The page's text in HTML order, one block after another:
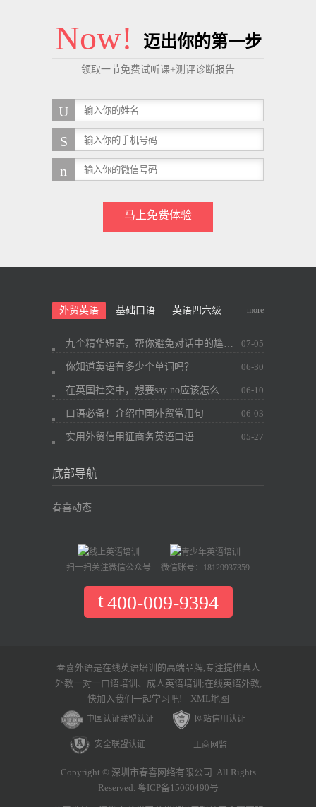
Now! 迈出你的第一步
领取一节免费试听课+测评诊断报告
马上免费体验
外贸英语 基础口语 英语四六级 more
07-05
你知道英语有多少个单词吗？ 06-30
06-10
口语必备！介绍中国外贸常用句 06-03
实用外贸信用证商务英语口语 05-27
底部导航
春喜动态
扫一扫关注微信公众号 微信账号：18129937359
400-009-9394
春喜外语是在线英语培训的高端品牌,专注提供真人
外教一对一口语培训、成人英语培训;在线英语外教,
快加入我们一起学习吧! XML地图
中国认证联盟认证 网站信用认证
安全联盟认证 工商网监
Copyright © 深圳市春喜网络有限公司. All Rights
Reserved. 粤ICP备15060490号